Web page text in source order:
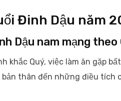
Đinh Dậu năm
Dậu nam mạng theo
khắc Quý, việc làm ăn gặp
thân đến những điều tích